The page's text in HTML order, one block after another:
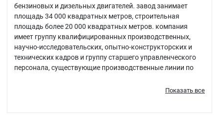
бензиновых и дизельных двигателей. завод занимает
площадь 34 000 квадратных метров, строительная
площадь более 20 000 квадратных метров. компания
имеет группу квалифицированных производственных,
научно-исследовательских, опытно-конструкторских и
технических кадров и группу старшего управленческого
персонала, существующие производственные линии по
гальваническое покрытие олова свинца медного сплава,
Показать все